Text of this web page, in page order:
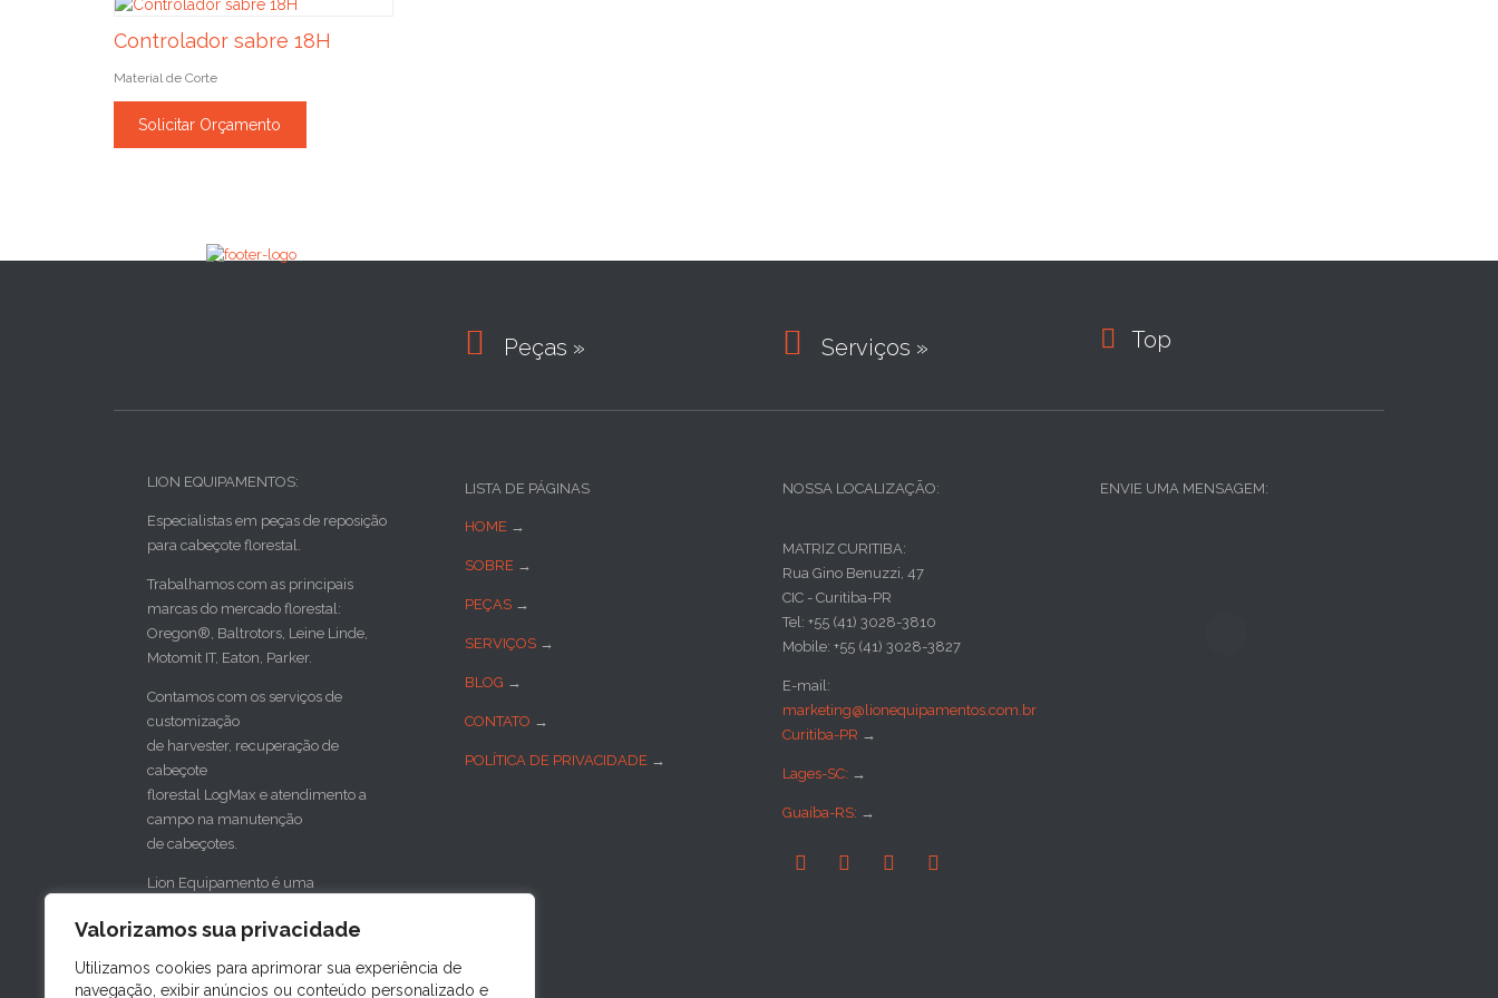
Valorizamos sua privacidade
Utilizamos cookies para aprimorar sua experiência de
navegação, exibir anúncios ou conteúdo personalizado e
Controlador sabre 18H
Material de Corte
Solicitar Orçamento
 Peças »  Serviços »  Top
LION EQUIPAMENTOS:
Especialistas em peças de reposição
para cabeçote florestal.
Trabalhamos com as principais
marcas do mercado florestal:
Oregon®, Baltrotors, Leine Linde,
Motomit IT, Eaton, Parker.
Contamos com os serviços de
customização
de harvester, recuperação de
cabeçote
florestal LogMax e atendimento a
campo na manutenção
de cabeçotes.
Lion Equipamento é uma
sueco SP Maskiner
LISTA DE PÁGINAS
HOME →
SOBRE →
PEÇAS →
SERVIÇOS →
BLOG →
CONTATO →
POLÍTICA DE PRIVACIDADE →
NOSSA LOCALIZAÇÃO:
MATRIZ CURITIBA:
Rua Gino Benuzzi, 47
CIC - Curitiba-PR
Tel: +55 (41) 3028-3810
Mobile: +55 (41) 3028-3827
E-mail:
marketing@lionequipamentos.com.br
Curitiba-PR →
Lages-SC: →
Guaíba-RS: →
   
ENVIE UMA MENSAGEM: